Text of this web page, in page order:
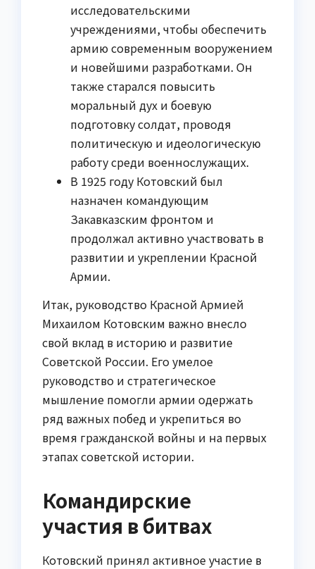
исследовательскими
учреждениями, чтобы обеспечить
армию современным вооружением
и новейшими разработками. Он
также старался повысить
моральный дух и боевую
подготовку солдат, проводя
политическую и идеологическую
работу среди военнослужащих.
В 1925 году Котовский был
назначен командующим
Закавказским фронтом и
продолжал активно участвовать в
развитии и укреплении Красной
Армии.
Итак, руководство Красной Армией
Михаилом Котовским важно внесло
свой вклад в историю и развитие
Советской России. Его умелое
руководство и стратегическое
мышление помогли армии одержать
ряд важных побед и укрепиться во
время гражданской войны и на первых
этапах советской истории.
Командирские
участия в битвах
Котовский принял активное участие в